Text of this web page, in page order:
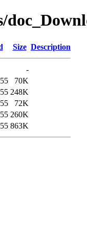
Size Description
-
70K
248K
72K
260K
863K